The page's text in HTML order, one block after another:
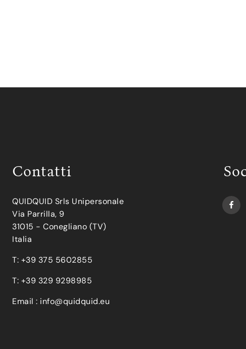
Contatti
QUIDQUID Srls Unipersonale
Via Parrilla, 9
31015 - Conegliano (TV)
Italia
T: +39 375 5602855
T: +39 329 9298985
Email : info@quidquid.eu